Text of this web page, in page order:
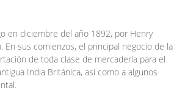
en diciembre del año 1892, por Henry
En sus comienzos, el principal negocio de la
de toda clase de mercadería para el
India Británica, así como a algunos